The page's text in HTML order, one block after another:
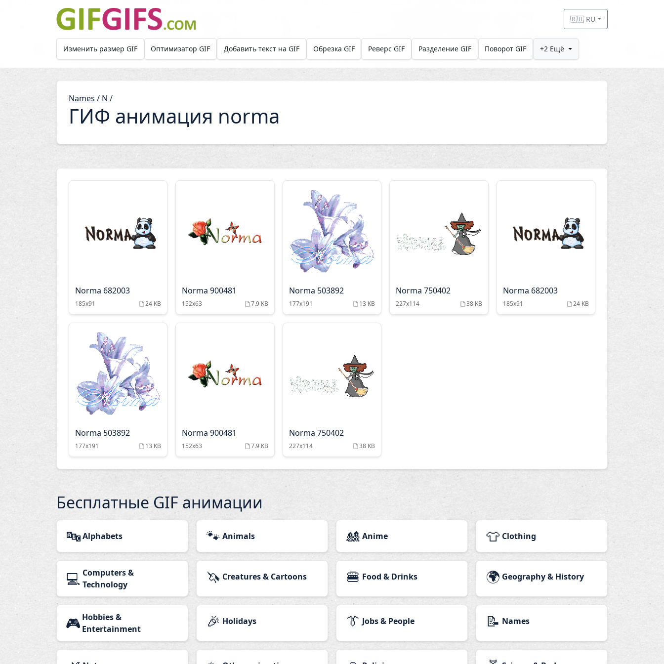
Skip to main content
🇷🇺 RU
Изменить размер GIF Оптимизатор GIF Добавить текст на GIF Обрезка GIF Реверс GIF Разделение GIF Поворот GIF +2 Ещё
Names / N /
ГИФ анимация norma
Norma 682003
185x91 24 KB
Norma 900481
152x63 7.9 KB
Norma 503892
177x191 13 KB
Norma 750402
227x114 38 KB
Norma 682003
185x91 24 KB
Norma 503892
177x191 13 KB
Norma 900481
152x63 7.9 KB
Norma 750402
227x114 38 KB
Бесплатные GIF анимации
🔤Alphabets 🐾 Animals 🎎 Anime 👕 Clothing
💻 Computers &
Technology
🦄 Creatures & Cartoons 🍔 Food & Drinks 🌍 Geography & History
🎮 Hobbies &
Entertainment
🎉 Holidays 👔 Jobs & People 📝 Names